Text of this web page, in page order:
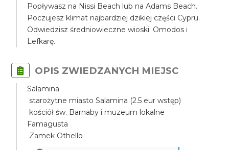
Popływasz na Nissi Beach lub na Adams Beach.
Poczujesz klimat najbardziej dzikiej części Cypru.
Odwiedzisz średniowieczne wioski: Omodos i
Lefkarę.
OPIS ZWIEDZANYCH MIEJSC
Salamina
starożytne miasto Salamina (2.5 eur wstęp)
kościół św. Barnaby i muzeum lokalne
Famagusta
Zamek Othello